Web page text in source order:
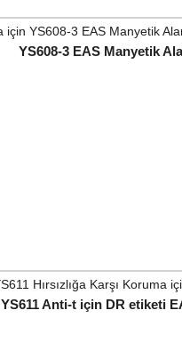
YS608-3 EAS Manyetik
YS611 Anti-t için DR etiketi